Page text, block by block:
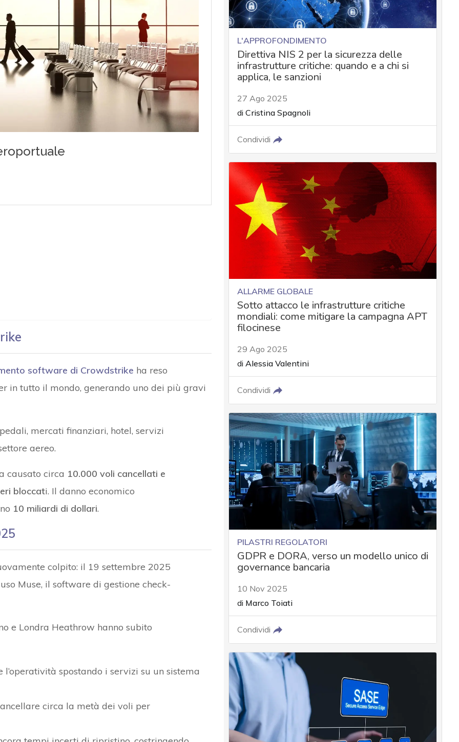
software di Crowdstrike ha reso
in tutto il mondo, generando uno dei più gravi
mercati finanziari, hotel, servizi
aereo.
causato circa 10.000 voli cancellati e
bloccati. Il danno economico
10 miliardi di dollari.
colpito: il 19 settembre 2025
Muse, il software di gestione check-
e Londra Heathrow hanno subito
spostando i servizi su un sistema
circa la metà dei voli per
L'APPROFONDIMENTO
Direttiva NIS 2 per la sicurezza delle
infrastrutture critiche: quando e a chi si
applica, le sanzioni
27 Ago 2025
di Cristina Spagnoli
Condividi
ALLARME GLOBALE
Sotto attacco le infrastrutture critiche
mondiali: come mitigare la campagna APT
filocinese
29 Ago 2025
di Alessia Valentini
Condividi
PILASTRI REGOLATORI
GDPR e DORA, verso un modello unico di
governance bancaria
10 Nov 2025
di Marco Toiati
Condividi